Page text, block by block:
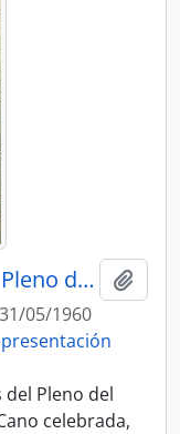
1960 (31 de mayo), Acta del Pleno del Jurado de Empresa
31/05/1960
del Pleno del
celebrada,